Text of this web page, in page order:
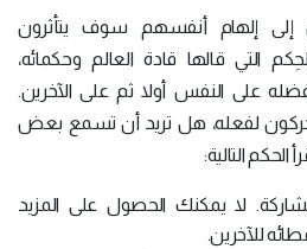
إلى إلهام أنفسهم سوف يتأثرون
التي قالها قادة العالم وحكمائه،
على النفس أولا ثم على الآخرين.
لفعله، هل تريد أن تسمع بعض
التالية:
لا يمكنك الحصول على المزيد
للآخرين.